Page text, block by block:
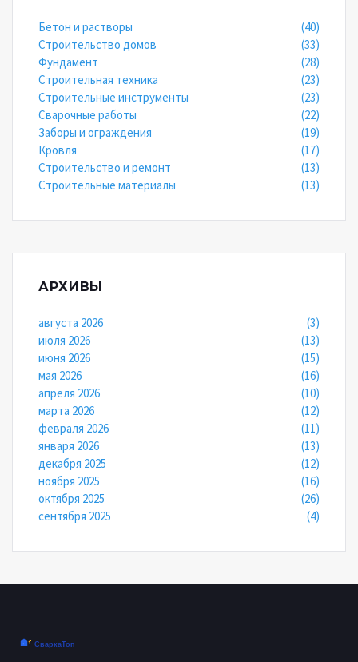
Бетон и растворы
(40)
Строительство домов
(33)
Фундамент
(28)
Строительная техника
(23)
Строительные инструменты
(23)
Сварочные работы
(22)
Заборы и ограждения
(19)
Кровля
(17)
Строительство и ремонт
(13)
Строительные материалы
(13)
АРХИВЫ
августа 2026
(3)
июля 2026
(13)
июня 2026
(15)
мая 2026
(16)
апреля 2026
(10)
марта 2026
(12)
февраля 2026
(11)
января 2026
(13)
декабря 2025
(12)
ноября 2025
(16)
октября 2025
(26)
сентября 2025
(4)